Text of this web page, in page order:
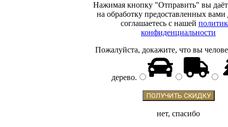
Нажимая кнопку "Отправить" вы
на обработку предоставленных
соглашаетесь с нашей
конфиденциальности
Пожалуйста, докажите, что вы
дерево.
нет, спасибо